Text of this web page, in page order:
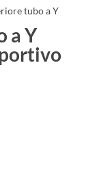
tubo a Y
a Y